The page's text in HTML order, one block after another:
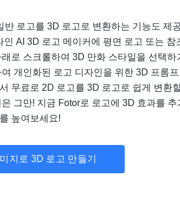
반 로고를 3D 로고로 변환하는 기능도 제
인 AI 3D 로고 메이커에 평면 로고 또는 참
래로 스크롤하여 3D 만화 스타일을 선택하
개인화된 로고 디자인을 위한 3D 프롬
무료로 2D 로고를 3D 로고로 쉽게 변환
그만! 지금 Fotor로 로고에 3D 효과를
높여보세요!
지로 3D 로고 만들기